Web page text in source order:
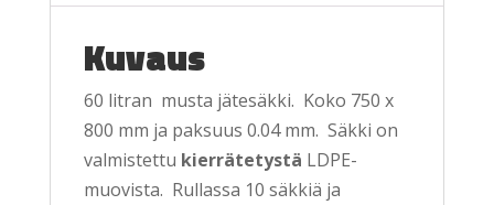
Kuvaus
60 litran musta jätesäkki. Koko 750 x
800 mm ja paksuus 0.04 mm. Säkki on
valmistettu kierrätetystä LDPE-
muovista. Rullassa 10 säkkiä ja